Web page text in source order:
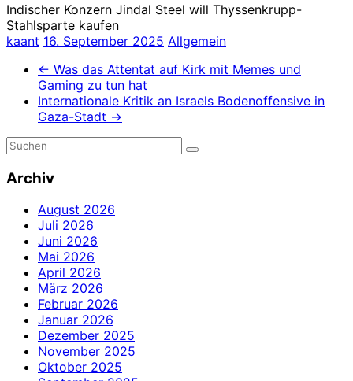
Indischer Konzern Jindal Steel will Thyssenkrupp-
Stahlsparte kaufen
kaant 16. September 2025 Allgemein
← Was das Attentat auf Kirk mit Memes und
Gaming zu tun hat
Internationale Kritik an Israels Bodenoffensive in
Gaza-Stadt →
Archiv
August 2026
Juli 2026
Juni 2026
Mai 2026
April 2026
März 2026
Februar 2026
Januar 2026
Dezember 2025
November 2025
Oktober 2025